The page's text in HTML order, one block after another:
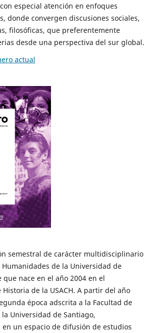
especial atención en enfoques
donde convergen discusiones sociales,
filosóficas, que preferentemente
desde una perspectiva del sur global.
actual
semestral de carácter multidisciplinario
de la Universidad de
que nace en el año 2004 en el
de la USACH. A partir del año
época adscrita a la Facultad de
Universidad de Santiago,
un espacio de difusión de estudios